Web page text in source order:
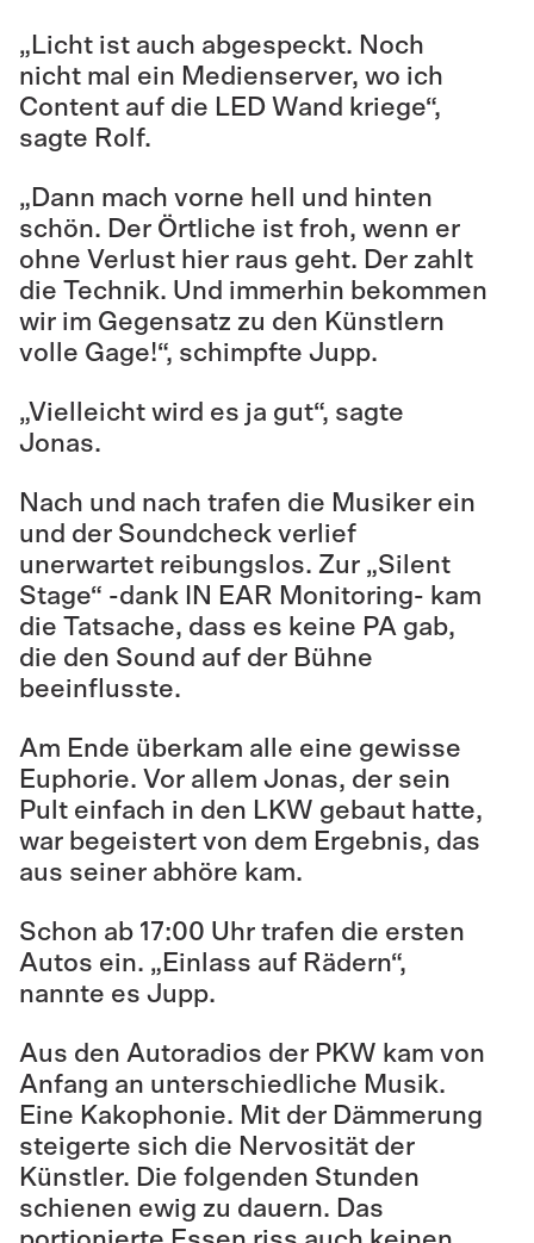
„Licht ist auch abgespeckt. Noch
nicht mal ein Medienserver, wo ich
Content auf die LED Wand kriege“,
sagte Rolf.
„Dann mach vorne hell und hinten
schön. Der Örtliche ist froh, wenn er
ohne Verlust hier raus geht. Der zahlt
die Technik. Und immerhin bekommen
wir im Gegensatz zu den Künstlern
volle Gage!“, schimpfte Jupp.
„Vielleicht wird es ja gut“, sagte
Jonas.
Nach und nach trafen die Musiker ein
und der Soundcheck verlief
unerwartet reibungslos. Zur „Silent
Stage“ -dank IN EAR Monitoring- kam
die Tatsache, dass es keine PA gab,
die den Sound auf der Bühne
beeinflusste.
Am Ende überkam alle eine gewisse
Euphorie. Vor allem Jonas, der sein
Pult einfach in den LKW gebaut hatte,
war begeistert von dem Ergebnis, das
aus seiner abhöre kam.
Schon ab 17:00 Uhr trafen die ersten
Autos ein. „Einlass auf Rädern“,
nannte es Jupp.
Aus den Autoradios der PKW kam von
Anfang an unterschiedliche Musik.
Eine Kakophonie. Mit der Dämmerung
steigerte sich die Nervosität der
Künstler. Die folgenden Stunden
schienen ewig zu dauern. Das